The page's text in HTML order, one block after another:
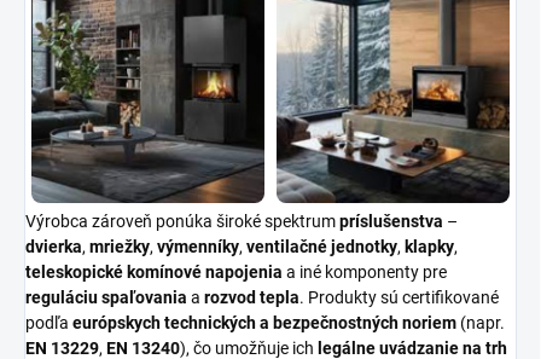
Výrobca zároveň ponúka široké spektrumpríslušenstva –
dvierka, mriežky, výmenníky, ventilačné jednotky, klapky,
teleskopické komínové napojenia a iné komponenty pre
reguláciu spaľovania a rozvod tepla. Produkty sú certifikované
podľa európskych technických a bezpečnostných noriem (napr.
EN 13229, EN 13240), čo umožňuje ich legálne uvádzanie na trh